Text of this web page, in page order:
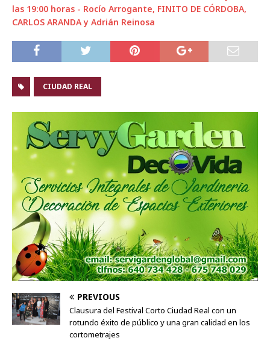
CIUDAD REAL
PREVIOUS
Clausura del Festival Corto Ciudad Real con un
rotundo éxito de público y una gran calidad en los
cortometrajes